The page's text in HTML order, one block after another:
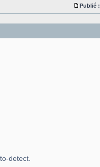
Publié :
detect.